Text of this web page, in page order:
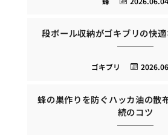
段ボール収納がゴキブリの快
ゴキブリ
蜂の巣作りを防ぐハッカ油の散
続のコツ